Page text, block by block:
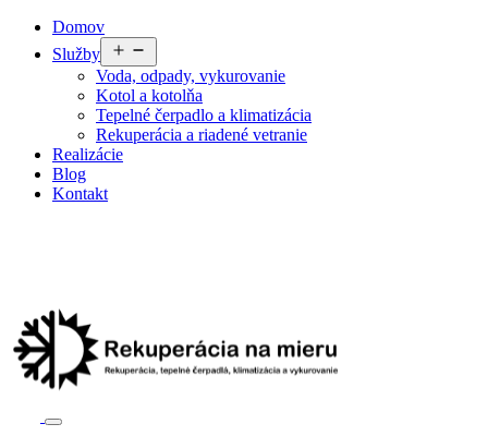
PreskočiťDomov
Služby
menu
Voda, odpady, vykurovanie
Kotol a kotolňa
Tepelné čerpadlo a klimatizácia
Rekuperácia a riadené vetranie
Realizácie
Blog
Kontakt